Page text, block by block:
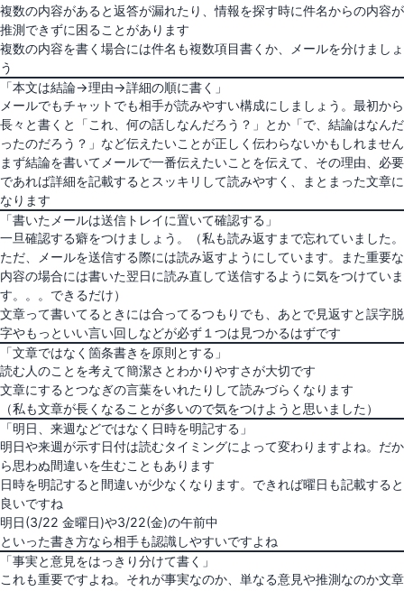
複数の内容があると返答が漏れたり、情報を探す時に件名からの内容が
推測できずに困ることがあります
複数の内容を書く場合には件名も複数項目書くか、メールを分けましょ
う
「本文は結論→理由→詳細の順に書く」
メールでもチャットでも相手が読みやすい構成にしましょう。最初から
長々と書くと「これ、何の話しなんだろう？」とか「で、結論はなんだ
ったのだろう？」など伝えたいことが正しく伝わらないかもしれません
まず結論を書いてメールで一番伝えたいことを伝えて、その理由、必要
であれば詳細を記載するとスッキリして読みやすく、まとまった文章に
なります
「書いたメールは送信トレイに置いて確認する」
一旦確認する癖をつけましょう。（私も読み返すまで忘れていました。
ただ、メールを送信する際には読み返すようにしています。また重要な
内容の場合には書いた翌日に読み直して送信するように気をつけていま
す。。。できるだけ）
文章って書いてるときには合ってるつもりでも、あとで見返すと誤字脱
字やもっといい言い回しなどが必ず１つは見つかるはずです
「文章ではなく箇条書きを原則とする」
読む人のことを考えて簡潔さとわかりやすさが大切です
文章にするとつなぎの言葉をいれたりして読みづらくなります
（私も文章が長くなることが多いので気をつけようと思いました）
「明日、来週などではなく日時を明記する」
明日や来週が示す日付は読むタイミングによって変わりますよね。だか
ら思わぬ間違いを生むこともあります
日時を明記すると間違いが少なくなります。できれば曜日も記載すると
良いですね
明日(3/22 金曜日)や3/22(金)の午前中
といった書き方なら相手も認識しやすいですよね
「事実と意見をはっきり分けて書く」
これも重要ですよね。それが事実なのか、単なる意見や推測なのか文章